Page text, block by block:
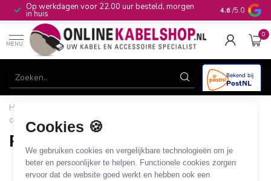
Cookies 🍪
We gebruiken cookies en vergelijkbare technologieën om je
beter en persoonlijker te helpen. Functionele cookies zorgen
ervoor dat de website goed werkt en hebben ook een
Op werkdagen voor 22.00 uur besteld, morgen
in huis 10+jaar
4.6 /5.0
MENU
0
Home
connectoren
/ Powerlet connector
Powerlet connector
9 PRODUCTEN